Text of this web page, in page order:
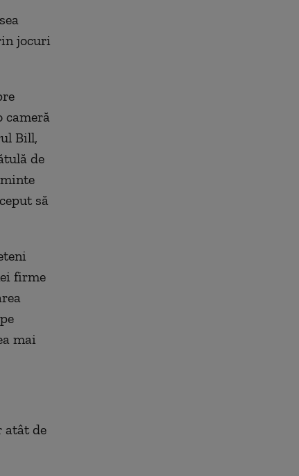
jocuri
cameră
Bill,
de
să
firme
mai
atât de